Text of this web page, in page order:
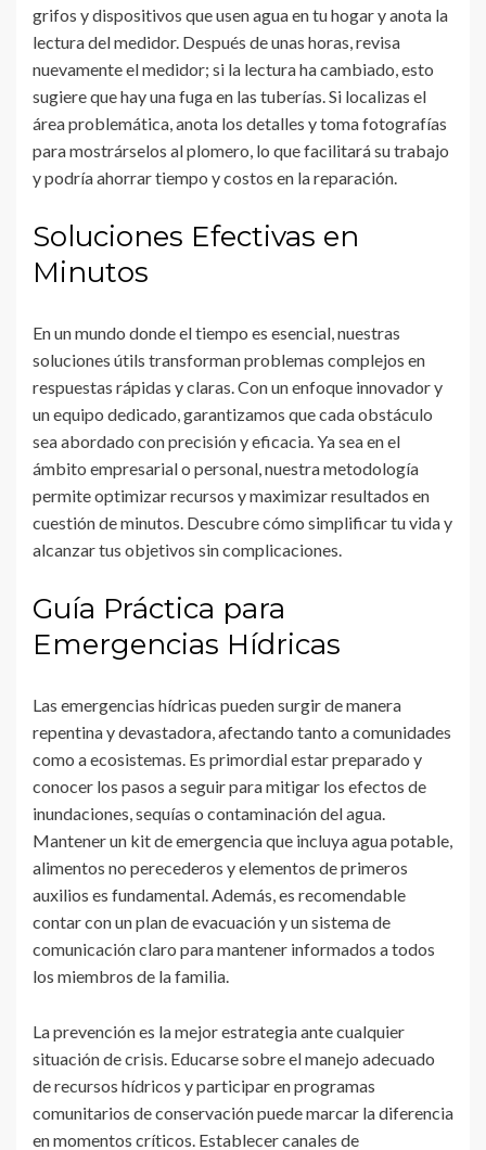
grifos y dispositivos que usen agua en tu hogar y anota la
lectura del medidor. Después de unas horas, revisa
nuevamente el medidor; si la lectura ha cambiado, esto
sugiere que hay una fuga en las tuberías. Si localizas el
área problemática, anota los detalles y toma fotografías
para mostrárselos al plomero, lo que facilitará su trabajo
y podría ahorrar tiempo y costos en la reparación.
Soluciones Efectivas en
Minutos
En un mundo donde el tiempo es esencial, nuestras
soluciones útils transforman problemas complejos en
respuestas rápidas y claras. Con un enfoque innovador y
un equipo dedicado, garantizamos que cada obstáculo
sea abordado con precisión y eficacia. Ya sea en el
ámbito empresarial o personal, nuestra metodología
permite optimizar recursos y maximizar resultados en
cuestión de minutos. Descubre cómo simplificar tu vida y
alcanzar tus objetivos sin complicaciones.
Guía Práctica para
Emergencias Hídricas
Las emergencias hídricas pueden surgir de manera
repentina y devastadora, afectando tanto a comunidades
como a ecosistemas. Es primordial estar preparado y
conocer los pasos a seguir para mitigar los efectos de
inundaciones, sequías o contaminación del agua.
Mantener un kit de emergencia que incluya agua potable,
alimentos no perecederos y elementos de primeros
auxilios es fundamental. Además, es recomendable
contar con un plan de evacuación y un sistema de
comunicación claro para mantener informados a todos
los miembros de la familia.
La prevención es la mejor estrategia ante cualquier
situación de crisis. Educarse sobre el manejo adecuado
de recursos hídricos y participar en programas
comunitarios de conservación puede marcar la diferencia
en momentos críticos. Establecer canales de